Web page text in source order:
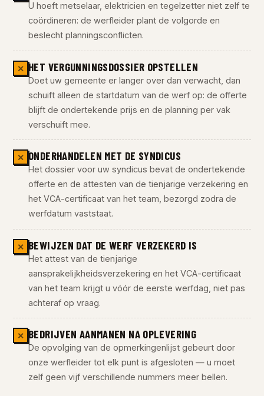
U hoeft metselaar, elektricien en tegelzetter niet zelf te
coördineren: de werfleider plant de volgorde en
beslecht planningsconflicten.
✕ HET VERGUNNINGSDOSSIER OPSTELLEN
Doet uw gemeente er langer over dan verwacht, dan
schuift alleen de startdatum van de werf op: de offerte
blijft de ondertekende prijs en de planning per vak
verschuift mee.
✕ ONDERHANDELEN MET DE SYNDICUS
Het dossier voor uw syndicus bevat de ondertekende
offerte en de attesten van de tienjarige verzekering en
het VCA-certificaat van het team, bezorgd zodra de
werfdatum vaststaat.
✕ BEWIJZEN DAT DE WERF VERZEKERD IS
Het attest van de tienjarige
aansprakelijkheidsverzekering en het VCA-certificaat
van het team krijgt u vóór de eerste werfdag, niet pas
achteraf op vraag.
✕ BEDRIJVEN AANMANEN NA OPLEVERING
De opvolging van de opmerkingenlijst gebeurt door
onze werfleider tot elk punt is afgesloten — u moet
zelf geen vijf verschillende nummers meer bellen.